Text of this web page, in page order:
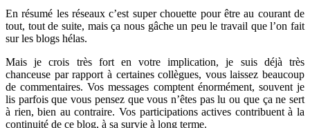
En résumé les réseaux c’est super chouette pour être au courant de
tout, tout de suite, mais ça nous gâche un peu le travail que l’on fait
sur les blogs hélas.
Mais je crois très fort en votre implication, je suis déjà très
chanceuse par rapport à certaines collègues, vous laissez beaucoup
de commentaires. Vos messages comptent énormément, souvent je
lis parfois que vous pensez que vous n’êtes pas lu ou que ça ne sert
à rien, bien au contraire. Vos participations actives contribuent à la
continuité de ce blog, à sa survie à long terme.